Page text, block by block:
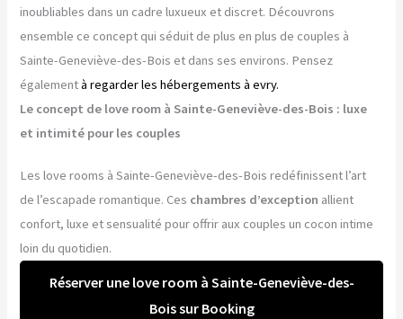
inoubliables dans un cadre luxueux et discret. Découvrons
ensemble ce concept qui séduit de plus en plus de couples à
Sainte-Geneviève-des-Bois et dans ses environs. Pensez
égalementà regarder les hébergements à evry.
Le concept de love room à Sainte-Geneviève-des-Bois : luxe
et intimité pour les couples
Les love rooms à Sainte-Geneviève-des-Bois redéfinissent l’art
de l’escapade romantique. Ces chambres d’exception allient
confort, luxe et sensualité pour offrir aux couples un cocon intime
loin du quotidien.
Réserver une love room à Sainte-Geneviève-des-
Bois sur Booking